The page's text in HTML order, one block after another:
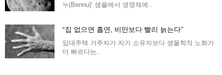
누(Bennu)’ 샘플에서 생명체에..
“집 없으면 흡연, 비만보다 빨리 늙는다”
임대주택 거주자가 자가 소유자보다 생물학적 노화가
더 빠르다는..